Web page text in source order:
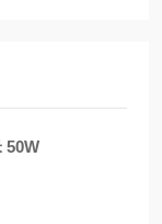
50W